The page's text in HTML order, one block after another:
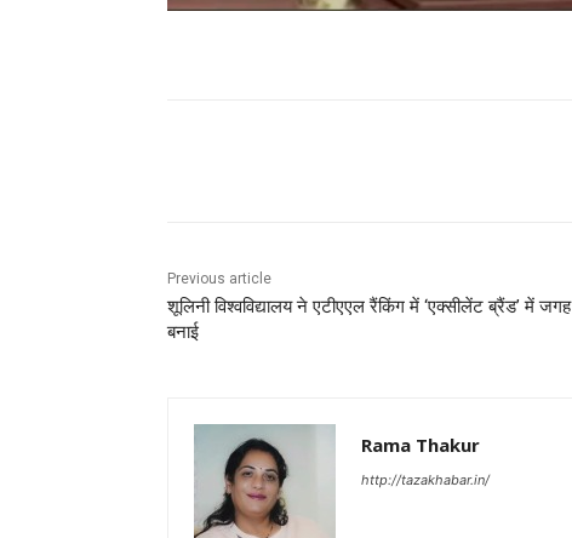
Previous article
शूलिनी विश्वविद्यालय ने एटीएएल रैंकिंग में ‘एक्सीलेंट ब्रैंड’ में जगह
बनाई
Rama Thakur
http://tazakhabar.in/